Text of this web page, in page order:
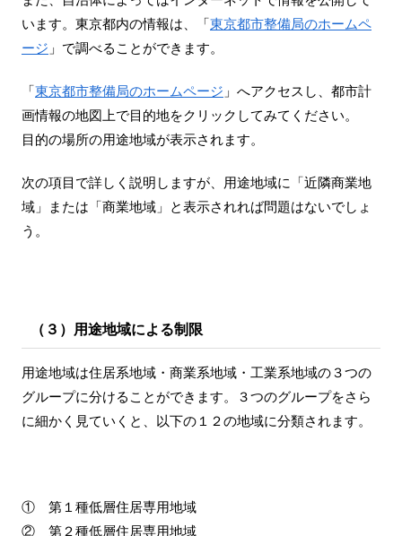
います。東京都内の情報は、「東京都市整備局のホームペ
ージ 」で調べることができます。
「東京都市整備局のホームページ 」へアクセスし、都市計
画情報の地図上で目的地をクリックしてみてください。
目的の場所の用途地域が表示されます。
次の項目で詳しく説明しますが、用途地域に「近隣商業地
域」または「商業地域」と表示されれば問題はないでしょ
う。
（３）用途地域による制限
用途地域は住居系地域・商業系地域・工業系地域の３つの
グループに分けることができます。３つのグループをさら
に細かく見ていくと、以下の１２の地域に分類されます。
① 第１種低層住居専用地域
② 第２種低層住居専用地域